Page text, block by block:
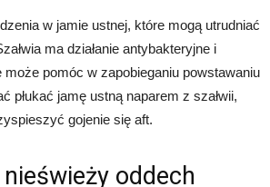
w jamie ustnej, które mogą utrudniać
ma działanie antybakteryjne i
może pomóc w zapobieganiu powstawaniu
płukać jamę ustną naparem z szałwii,
gojenie się aft.
oddech